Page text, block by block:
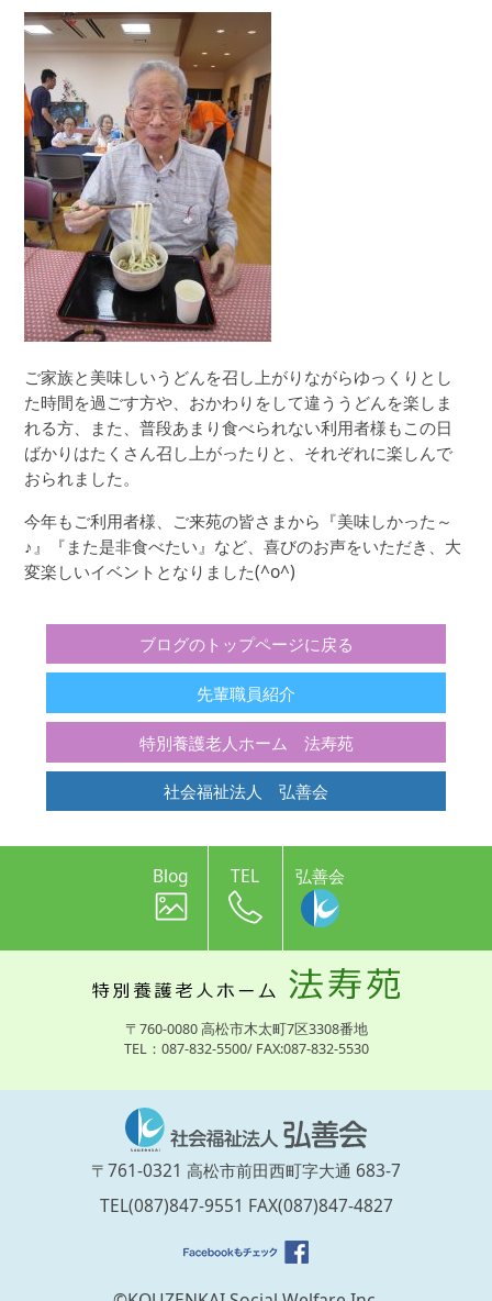
ご家族と美味しいうどんを召し上がりながらゆっくりとし
た時間を過ごす方や、おかわりをして違ううどんを楽しま
れる方、また、普段あまり食べられない利用者様もこの日
ばかりはたくさん召し上がったりと、それぞれに楽しんで
おられました。
今年もご利用者様、ご来苑の皆さまから『美味しかった～
♪』『また是非食べたい』など、喜びのお声をいただき、大
変楽しいイベントとなりました(^o^)
ブログのトップページに戻る
先輩職員紹介
特別養護老人ホーム 法寿苑
社会福祉法人 弘善会
Blog TEL 弘善会
〒760-0080 高松市木太町7区3308番地
TEL：087-832-5500/ FAX:087-832-5530
〒761-0321 高松市前田西町字大通 683-7
TEL(087)847-9551 FAX(087)847-4827